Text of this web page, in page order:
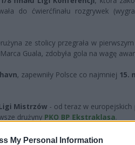
My Personal Information
do ćwierćfinału rozgrywek
ze stolicy przegrała w
Guala, zdobyła gola na wagę
, zapewniły Polsce co najmniej 15.
Mistrzów - od teraz w europejskich
drużyny PKO BP Ekstraklasa.